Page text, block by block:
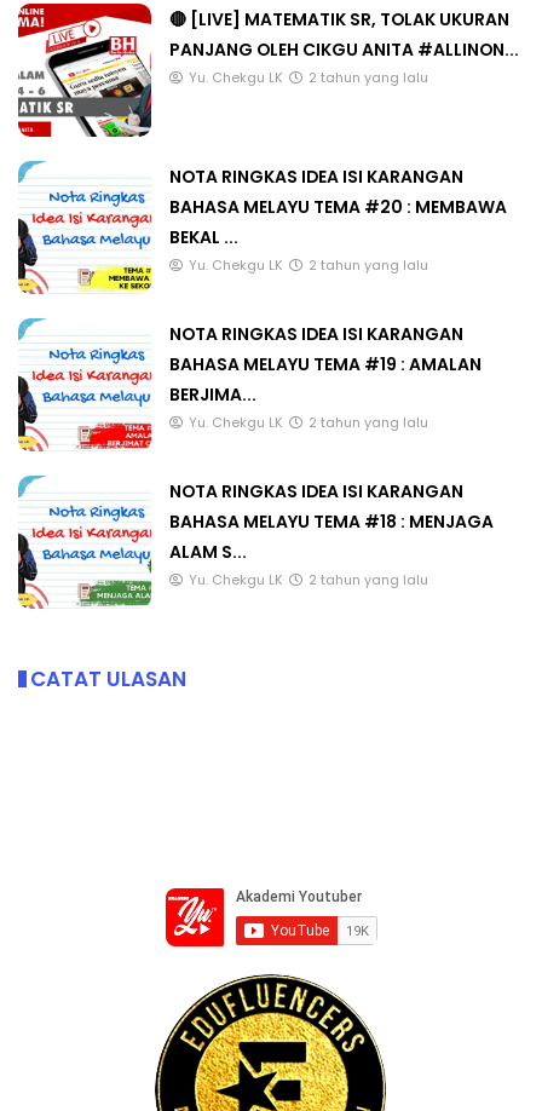
🔴 [LIVE] MATEMATIK SR, TOLAK UKURAN
PANJANG OLEH CIKGU ANITA #ALLINON...
Yu. Chekgu LK 2 tahun yang lalu
NOTA RINGKAS IDEA ISI KARANGAN
BAHASA MELAYU TEMA #20 : MEMBAWA
BEKAL ...
Yu. Chekgu LK 2 tahun yang lalu
NOTA RINGKAS IDEA ISI KARANGAN
BAHASA MELAYU TEMA #19 : AMALAN
BERJIMA...
Yu. Chekgu LK 2 tahun yang lalu
NOTA RINGKAS IDEA ISI KARANGAN
BAHASA MELAYU TEMA #18 : MENJAGA
ALAM S...
Yu. Chekgu LK 2 tahun yang lalu
CATAT ULASAN